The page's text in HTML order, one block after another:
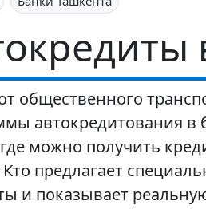
общественного
автокредитования в
можно получить
предлагает
и показывает